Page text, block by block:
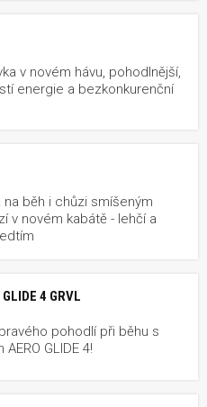
v novém hávu, pohodlnější,
energie a bezkonkurenční
na běh i chůzi smíšeným
v novém kabátě - lehčí a
4 GRVL
pohodlí při běhu s
GLIDE 4!